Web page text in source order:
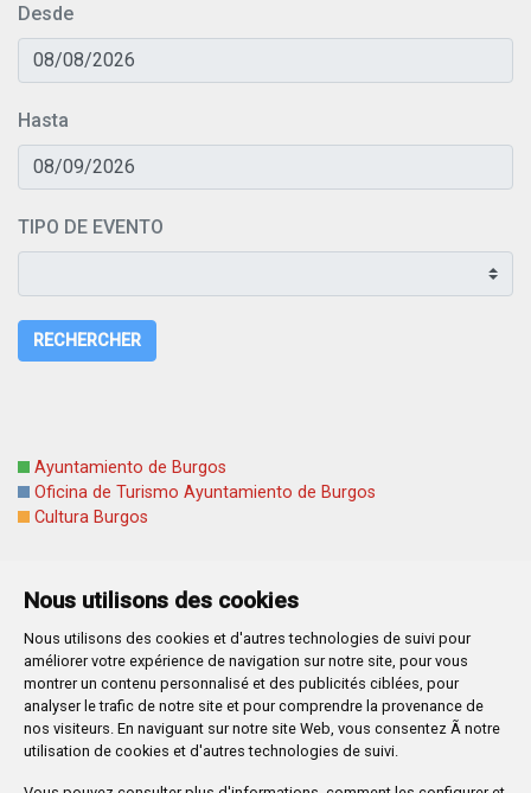
Nous utilisons des cookies
Nous utilisons des cookies et d'autres technologies de suivi pour
améliorer votre expérience de navigation sur notre site, pour vous
montrer un contenu personnalisé et des publicités ciblées, pour
analyser le trafic de notre site et pour comprendre la provenance de
nos visiteurs. En naviguant sur notre site Web, vous consentez Ã notre
utilisation de cookies et d'autres technologies de suivi.
Desde
Hasta
TIPO DE EVENTO
RECHERCHER
Ayuntamiento de Burgos
Oficina de Turismo Ayuntamiento de Burgos
Cultura Burgos
Plaza Mayor 1- 09071BURGOS
947 288 800 CIF: P-0906100-C
CONTACTO | AVISOS, QUEJAS Y SUGERENCIAS
CANAL DE DENUNCIAS
MAPA WEB
AVISO LEGAL